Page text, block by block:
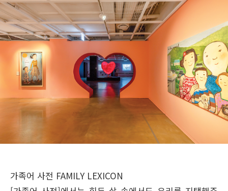
가족어 사전 FAMILY LEXICON